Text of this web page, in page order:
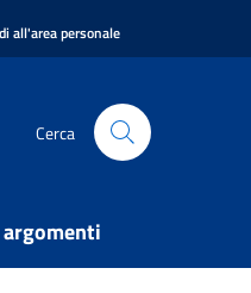
all'area personale
Cerca